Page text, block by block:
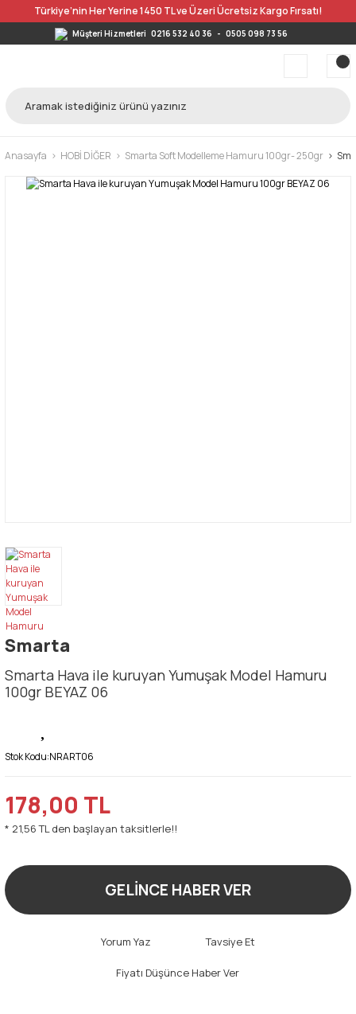
Türkiye’nin Her Yerine 1450 TL ve Üzeri Ücretsiz Kargo Fırsatı!
Müşteri Hizmetleri 0216 532 40 36 - 0505 098 73 56
Anasayfa HOBİ DİĞER Smarta Soft Modelleme Hamuru 100gr- 250gr
Smarta
Smarta Hava ile kuruyan Yumuşak Model Hamuru
100gr BEYAZ 06
Stok Kodu:NRART06
178,00 TL
* 21,56 TL den başlayan taksitlerle!!
GELİNCE HABER VER
Yorum Yaz Tavsiye Et
Fiyatı Düşünce Haber Ver